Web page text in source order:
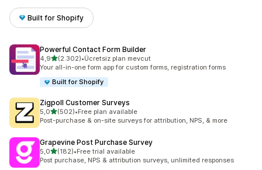
Built for Shopify
Powerful Contact Form Builder
4,95 yıldız üzerinden
(2.302)
toplam 2302 değerlendirme
•Ücretsiz plan mevcut
Your all-in-one form app for custom forms, registration forms
Built for Shopify
Zigpoll Customer Surveys
5,05 yıldız üzerinden
(502)
toplam 502 değerlendirme
•Free plan available
Post-purchase & on-site surveys for attribution, NPS, & more
Grapevine Post Purchase Survey
5,05 yıldız üzerinden
(182)
toplam 182 değerlendirme
•Free trial available
Post purchase, NPS & attribution surveys, unlimited responses